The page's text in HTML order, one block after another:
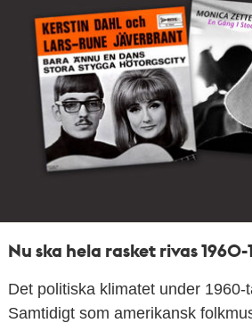
Nu ska hela rasket rivas 1960-
Det politiska klimatet under
Samtidigt som amerikansk